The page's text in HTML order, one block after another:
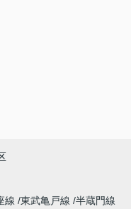
線 東武亀戸線 半蔵門線